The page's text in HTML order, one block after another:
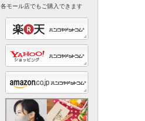
各モール店でもご購入できます